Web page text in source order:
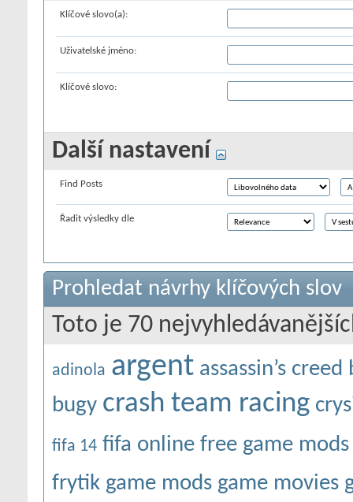
Klíčové slovo(a):
Uživatelské jméno:
Klíčové slovo:
Další nastavení
Find Posts
Řadit výsledky dle
Prohledat návrhy klíčových slov
Toto je 70
adinola argent assassin’s creed
bugy crash team racing
fifa 14 fifa online free game mods
frytik game mods game movies